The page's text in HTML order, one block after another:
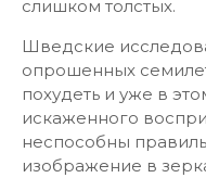
слишком толстых.
Шведские
опрошенных
похудеть и уже в
искаженного
неспособны
изображение в